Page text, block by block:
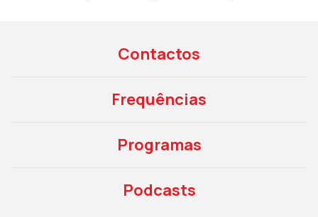
Contactos
Frequências
Programas
Podcasts